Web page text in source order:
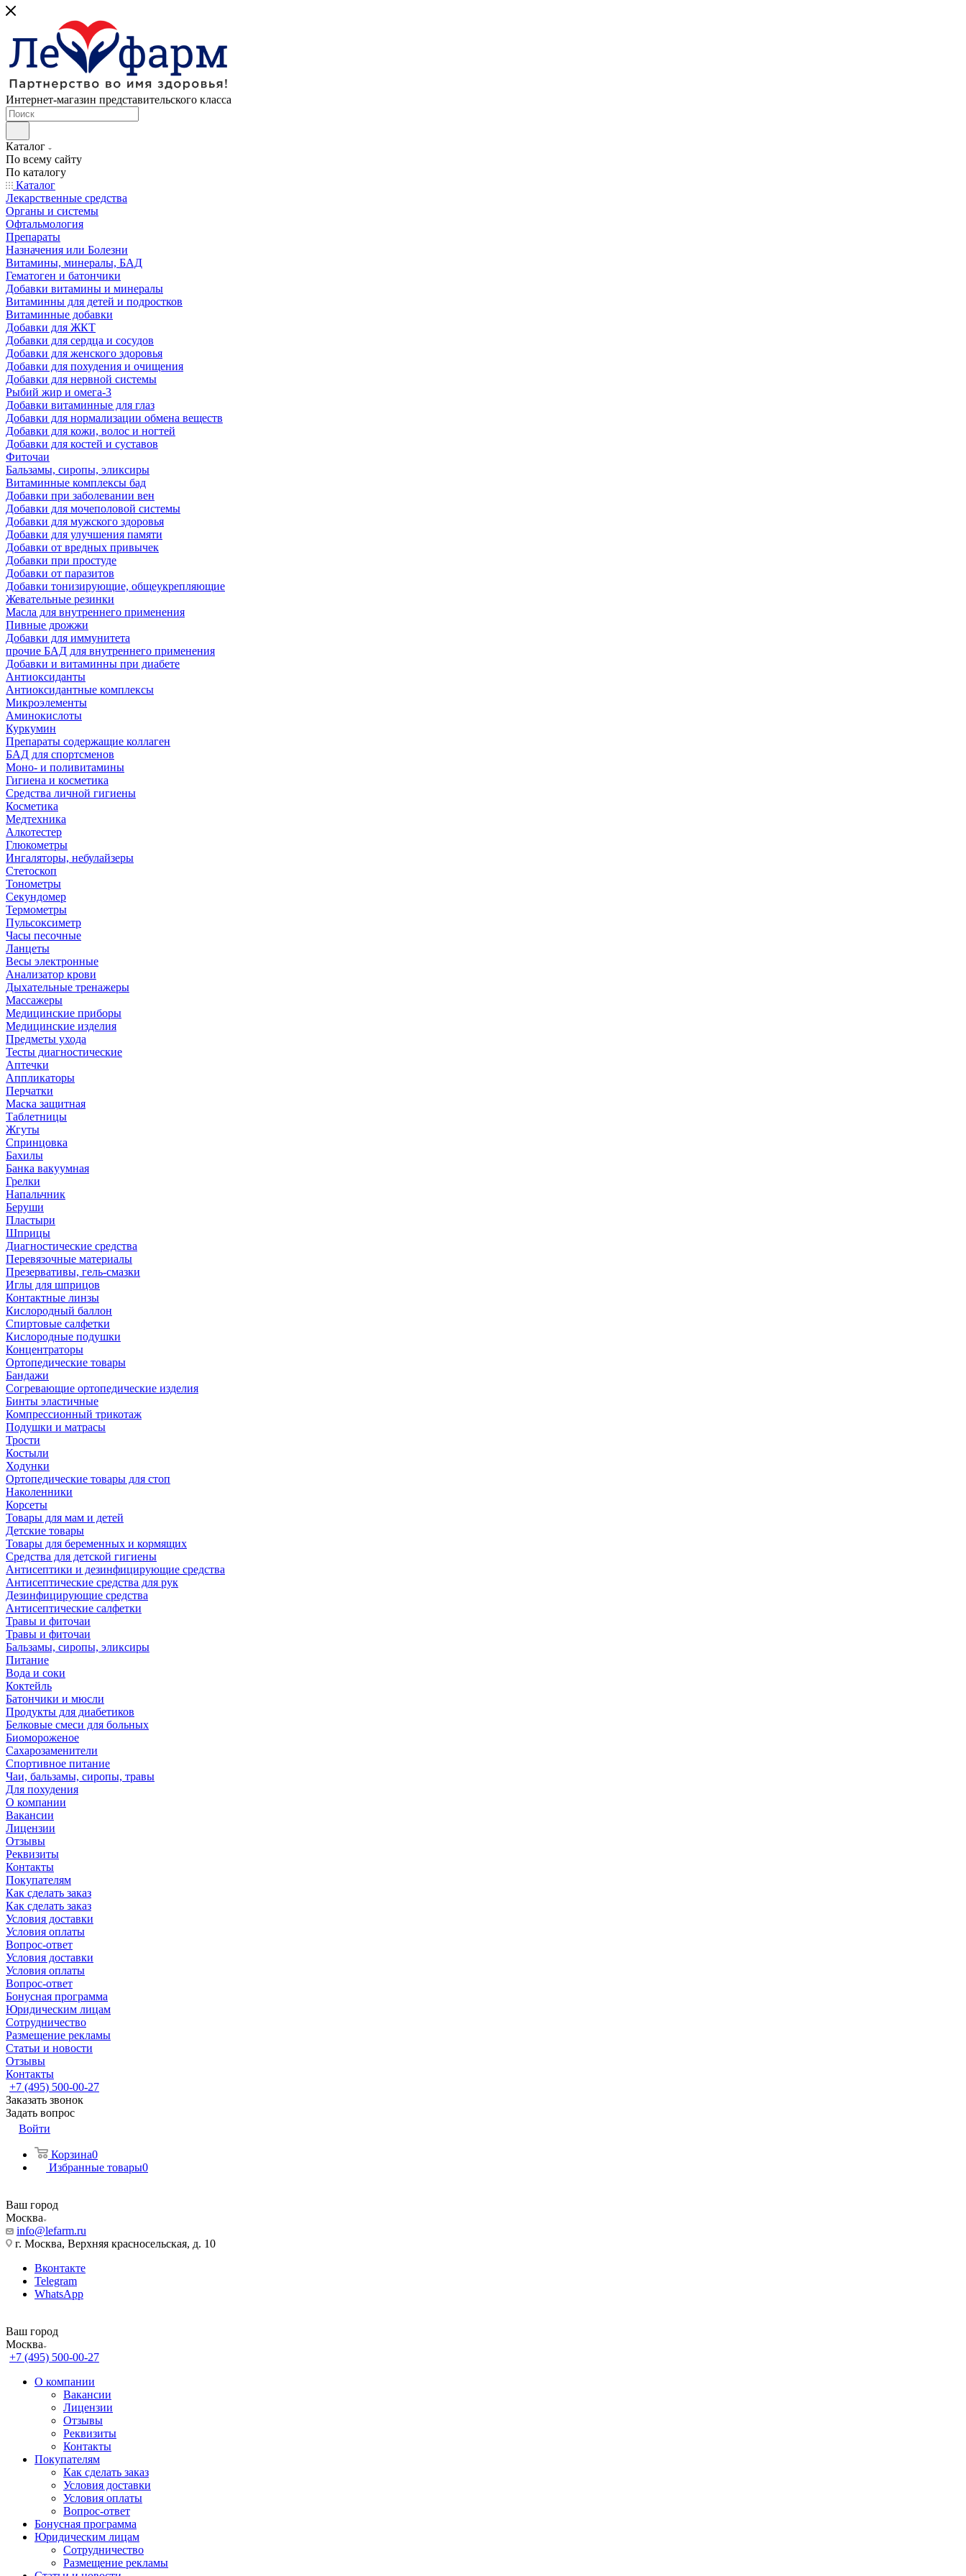
Интернет-магазин представительского класса
Каталог
По всему сайту
По каталогу
Каталог
Лекарственные средства
Органы и системы
Офтальмология
Препараты
Назначения или Болезни
Витамины, минералы, БАД
Гематоген и батончики
Добавки витамины и минералы
Витаминны для детей и подростков
Витаминные добавки
Добавки для ЖКТ
Добавки для сердца и сосудов
Добавки для женского здоровья
Добавки для похудения и очищения
Добавки для нервной системы
Рыбий жир и омега-3
Добавки витаминные для глаз
Добавки для нормализации обмена веществ
Добавки для кожи, волос и ногтей
Добавки для костей и суставов
Фиточаи
Бальзамы, сиропы, эликсиры
Витаминные комплексы бад
Добавки при заболевании вен
Добавки для мочеполовой системы
Добавки для мужского здоровья
Добавки для улучшения памяти
Добавки от вредных привычек
Добавки при простуде
Добавки от паразитов
Добавки тонизирующие, общеукрепляющие
Жевательные резинки
Масла для внутреннего применения
Пивные дрожжи
Добавки для иммунитета
прочие БАД для внутреннего применения
Добавки и витаминны при диабете
Антиоксиданты
Антиоксидантные комплексы
Микроэлементы
Аминокислоты
Куркумин
Препараты содержащие коллаген
БАД для спортсменов
Моно- и поливитамины
Гигиена и косметика
Средства личной гигиены
Косметика
Медтехника
Алкотестер
Глюкометры
Ингаляторы, небулайзеры
Стетоскоп
Тонометры
Секундомер
Термометры
Пульсоксиметр
Часы песочные
Ланцеты
Весы электронные
Анализатор крови
Дыхательные тренажеры
Массажеры
Медицинские приборы
Медицинские изделия
Предметы ухода
Тесты диагностические
Аптечки
Аппликаторы
Перчатки
Маска защитная
Таблетницы
Жгуты
Спринцовка
Бахилы
Банка вакуумная
Грелки
Напальчник
Беруши
Пластыри
Шприцы
Диагностические средства
Перевязочные материалы
Презервативы, гель-смазки
Иглы для шприцов
Контактные линзы
Кислородный баллон
Спиртовые салфетки
Кислородные подушки
Концентраторы
Ортопедические товары
Бандажи
Согревающие ортопедические изделия
Бинты эластичные
Компрессионный трикотаж
Подушки и матрасы
Трости
Костыли
Ходунки
Ортопедические товары для стоп
Наколенники
Корсеты
Товары для мам и детей
Детские товары
Товары для беременных и кормящих
Средства для детской гигиены
Антисептики и дезинфицирующие средства
Антисептические средства для рук
Дезинфицирующие средства
Антисептические салфетки
Травы и фиточаи
Травы и фиточаи
Бальзамы, сиропы, эликсиры
Питание
Вода и соки
Коктейль
Батончики и мюсли
Продукты для диабетиков
Белковые смеси для больных
Биомороженое
Сахарозаменители
Спортивное питание
Чаи, бальзамы, сиропы, травы
Для похудения
О компании
Вакансии
Лицензии
Отзывы
Реквизиты
Контакты
Покупателям
Как сделать заказ
Как сделать заказ
Условия доставки
Условия оплаты
Вопрос-ответ
Условия доставки
Условия оплаты
Вопрос-ответ
Бонусная программа
Юридическим лицам
Сотрудничество
Размещение рекламы
Статьи и новости
Отзывы
Контакты
+7 (495) 500-00-27
Заказать звонок
Задать вопрос
Войти
Корзина0
Избранные товары0
Ваш город
Москва
info@lefarm.ru
г. Москва, Верхняя красносельская, д. 10
Вконтакте
Telegram
WhatsApp
Ваш город
Москва
+7 (495) 500-00-27
О компании
Вакансии
Лицензии
Отзывы
Реквизиты
Контакты
Покупателям
Как сделать заказ
Условия доставки
Условия оплаты
Вопрос-ответ
Бонусная программа
Юридическим лицам
Сотрудничество
Размещение рекламы